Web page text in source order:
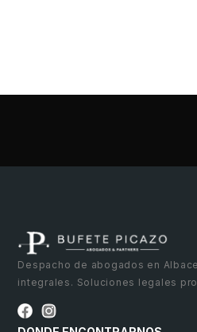
Despacho de abogados en
integrales. Soluciones legales